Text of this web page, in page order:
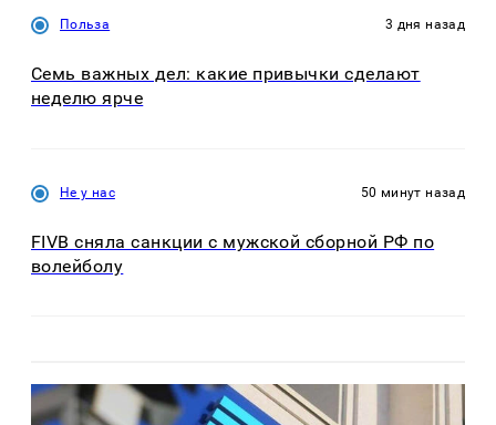
Польза 3 дня назад
Семь важных дел: какие привычки сделают
неделю ярче
Не у нас 50 минут назад
FIVB сняла санкции с мужской сборной РФ по
волейболу